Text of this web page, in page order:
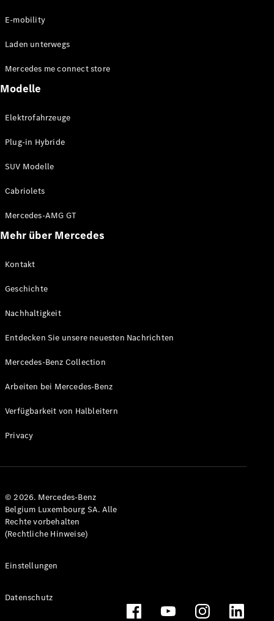
E-mobility
Laden unterwegs
Mercedes me connect store
Modelle
Elektrofahrzeuge
Plug-in Hybride
SUV Modelle
Cabriolets
Mercedes-AMG GT
Mehr über Mercedes
Kontakt
Geschichte
Nachhaltigkeit
Entdecken Sie unsere neuesten Nachrichten
Mercedes-Benz Collection
Arbeiten bei Mercedes-Benz
Verfügbarkeit von Halbleitern
Privacy
© 2026. Mercedes-Benz
Belgium Luxembourg SA. Alle
Rechte vorbehalten
(Rechtliche Hinweise)
Einstellungen
Datenschutz